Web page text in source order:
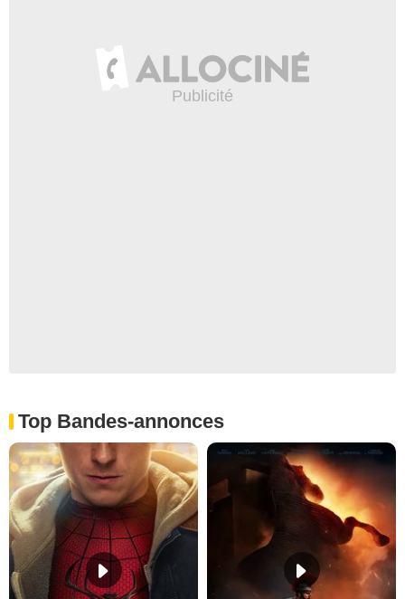
Top Bandes-annonces